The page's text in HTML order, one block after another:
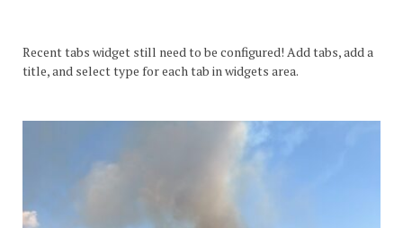
Recent tabs widget still need to be configured! Add tabs, add a
title, and select type for each tab in widgets area.